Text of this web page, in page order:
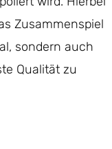
Zusammenspiel
sondern auch
Qualität zu